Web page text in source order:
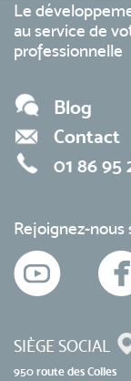
Le
au service de
professionnelle
Blog
Contact
01 86 95
Rejoignez-nous
SIÈGE SOCIAL
950 route des Colles